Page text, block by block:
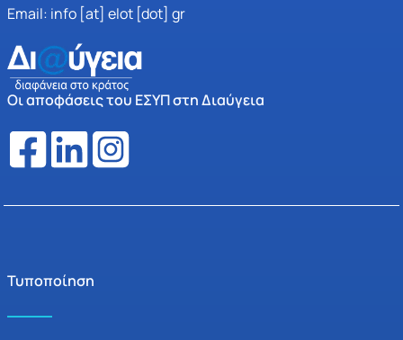
Email: info [at] elot [dot] gr
Οι αποφάσεις του ΕΣΥΠ στη Διαύγεια
Τυποποίηση